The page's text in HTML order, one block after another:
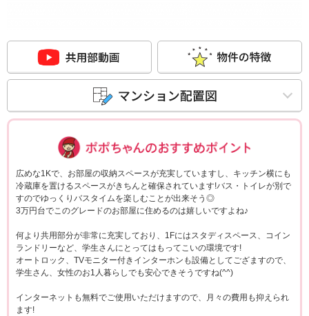
広めな1Kで、お部屋の収納スペースが充実していますし、キッチン横にも
冷蔵庫を置けるスペースがきちんと確保されています!バス・トイレが別で
すのでゆっくりバスタイムを楽しむことが出来そう◎
3万円台でこのグレードのお部屋に住めるのは嬉しいですよね♪
何より共用部分が非常に充実しており、1Fにはスタディスペース、コイン
ランドリーなど、学生さんにとってはもってこいの環境です!
オートロック、TVモニター付きインターホンも設備としてござますので、
学生さん、女性のお1人暮らしでも安心できそうですね(^^)
インターネットも無料でご使用いただけますので、月々の費用も抑えられ
ます!